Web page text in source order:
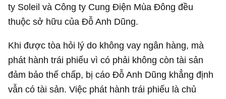
ty Soleil và Công ty Cung Điện Mùa Đông đều
thuộc sở hữu của Đỗ Anh Dũng.
Khi được tòa hỏi lý do không vay ngân hàng, mà
phát hành trái phiếu vì có phải không còn tài sản
đảm bảo thế chấp, bị cáo Đỗ Anh Dũng khẳng định
vẫn có tài sản. Việc phát hành trái phiếu là chủ